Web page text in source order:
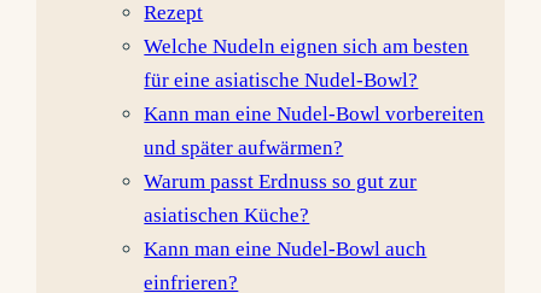
Rezept
Welche Nudeln eignen sich am besten
für eine asiatische Nudel-Bowl?
Kann man eine Nudel-Bowl vorbereiten
und später aufwärmen?
Warum passt Erdnuss so gut zur
asiatischen Küche?
Kann man eine Nudel-Bowl auch
einfrieren?